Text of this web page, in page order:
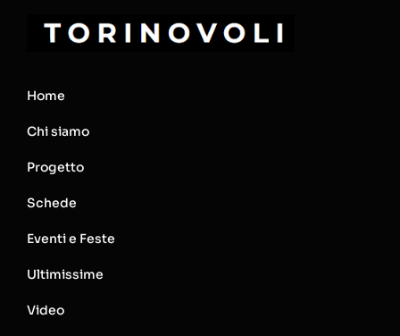
Home
Chi siamo
Progetto
Schede
Eventi e Feste
Ultimissime
Video